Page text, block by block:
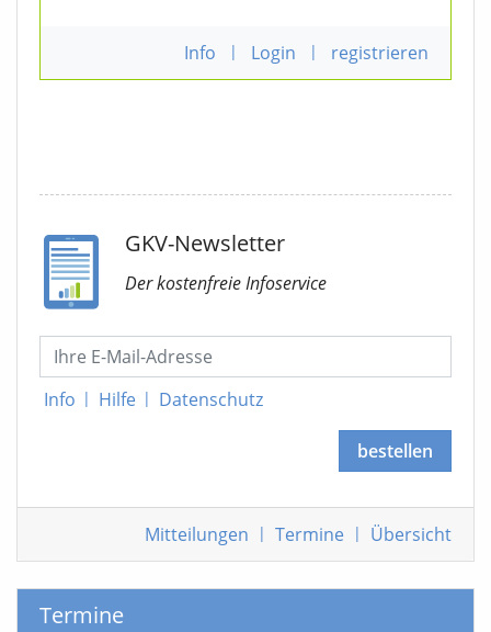
Info | Login | registrieren
GKV-Newsletter
Der kostenfreie Infoservice
Info | Hilfe | Datenschutz
bestellen
Mitteilungen | Termine | Übersicht
Termine